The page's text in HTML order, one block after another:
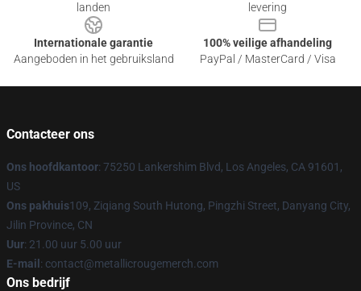
landen
levering
Internationale garantie
Aangeboden in het gebruiksland
100% veilige afhandeling
PayPal / MasterCard / Visa
Contacteer ons
Ons hoofdkantoor: 75250 Lankershim Blvd, Los Angeles, CA 91601,
US
Ons pakhuis109, Ziqiang South Hutong, Pingzhi Street, Danyang City,
Jilin Province, CN
Uur: 21.00 uur 5.00 uur
E-mail : contact@metallicrougemerch.com
Ons bedrijf